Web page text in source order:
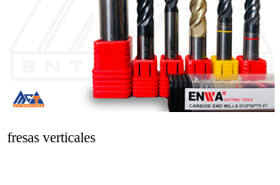
fresas verticales